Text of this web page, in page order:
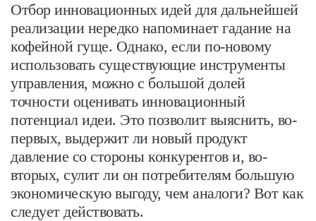
Отбор инновационных идей для дальнейшей
реализации нередко напоминает гадание на
кофейной гуще. Однако, если по-новому
использовать сущест­вующие инструменты
управления, можно с большой долей
точности оценивать инновационный
потенциал идеи. Это позволит выяснить, во-
первых, выдержит ли новый продукт
давление со стороны конкурентов и, во-
вторых, сулит ли он потребителям большую
экономическую выгоду, чем аналоги? Вот как
следует действовать.